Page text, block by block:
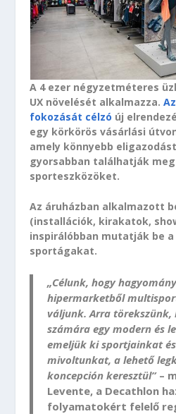
A 4 ezer négyzetméteres
UX növelését alkalmazza.
fokozását célzó új
egy körkörös vásárlási
amely könnyebb
gyorsabban találhatják
sporteszközöket.
Az áruházban alkalmazott
(installációk, kirakatok,
inspirálóbban mutatják be a
sportágakat.
„Célunk, hogy
hipermarketből
váljunk. Arra törekszünk,
számára egy modern és
emeljük ki sportjainkat
mivoltunkat, a lehető
koncepción keresztül” –
Levente, a Decathlon
folyamatokért felelő